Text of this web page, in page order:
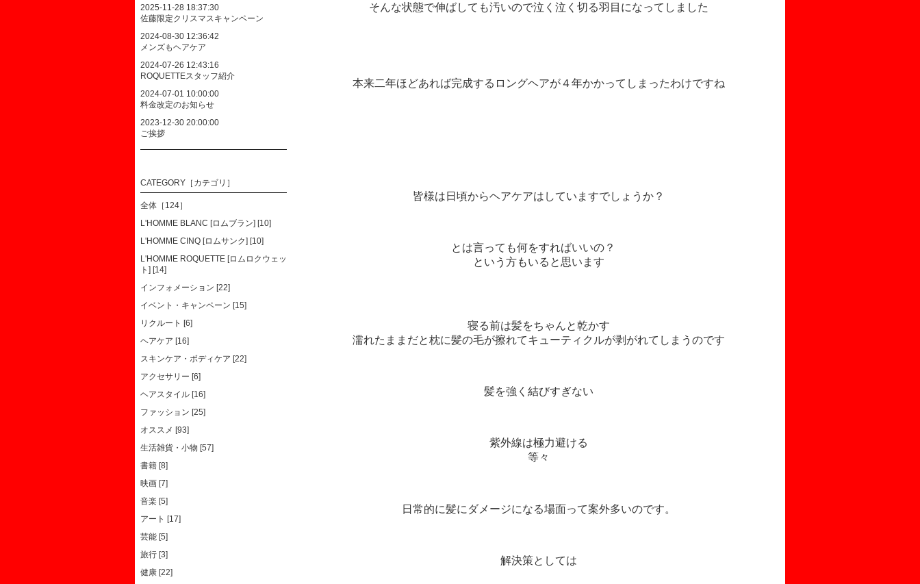
そんな状態で伸ばしても汚いので泣く泣く切る羽目になってしました
本来二年ほどあれば完成するロングヘアが４年かかってしまったわけですね
皆様は日頃からヘアケアはしていますでしょうか？
とは言っても何をすればいいの？
という方もいると思います
寝る前は髪をちゃんと乾かす
濡れたままだと枕に髪の毛が擦れてキューティクルが剥がれてしまうのです
髪を強く結びすぎない
紫外線は極力避ける
等々
日常的に髪にダメージになる場面って案外多いのです。
解決策としては
2025-11-28 18:37:30
佐藤限定クリスマスキャンペーン
2024-08-30 12:36:42
メンズもヘアケア
2024-07-26 12:43:16
ROQUETTEスタッフ紹介
2024-07-01 10:00:00
料金改定のお知らせ
2023-12-30 20:00:00
ご挨拶
CATEGORY［カテゴリ］
全体［124］
L'HOMME BLANC [ロムブラン] [10]
L'HOMME CINQ [ロムサンク] [10]
L'HOMME ROQUETTE [ロムロクウェッ
ト] [14]
インフォメーション [22]
イベント・キャンペーン [15]
リクルート [6]
ヘアケア [16]
スキンケア・ボディケア [22]
アクセサリー [6]
ヘアスタイル [16]
ファッション [25]
オススメ [93]
生活雑貨・小物 [57]
書籍 [8]
映画 [7]
音楽 [5]
アート [17]
芸能 [5]
旅行 [3]
健康 [22]